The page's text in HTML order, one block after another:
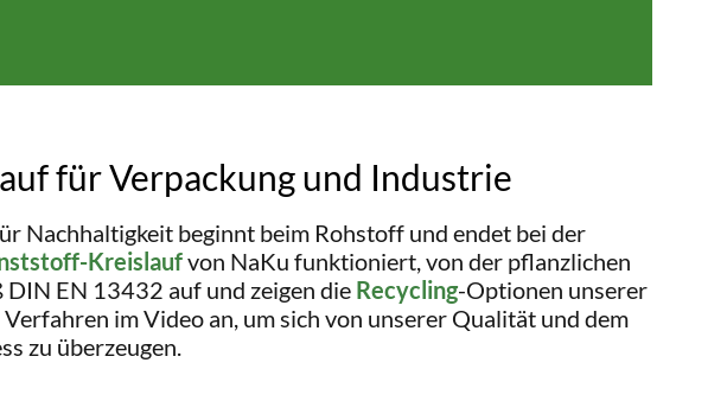
für Verpackung und Industrie
Nachhaltigkeit beginnt beim Rohstoff und endet bei der
Kreislaufvon NaKu funktioniert, von der pflanzlichen
DIN EN 13432 auf und zeigen die Recycling-Optionen unserer
im Video an, um sich von unserer Qualität und dem
zu überzeugen.